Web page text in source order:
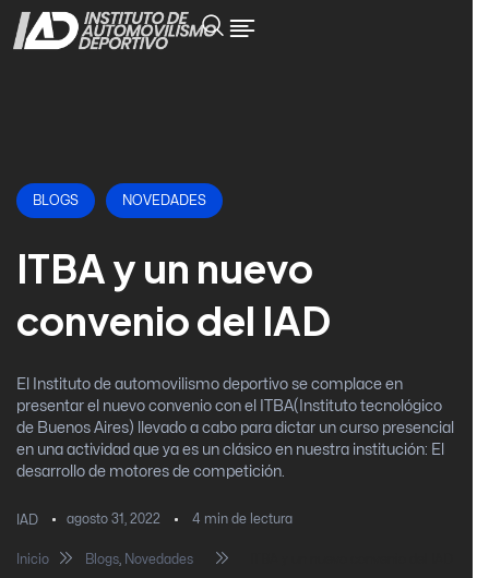
BLOGS NOVEDADES
ITBA y un nuevo
convenio del IAD
El Instituto de automovilismo deportivo se complace en
presentar el nuevo convenio con el ITBA(Instituto tecnológico
de Buenos Aires) llevado a cabo para dictar un curso presencial
en una actividad que ya es un clásico en nuestra institución: El
desarrollo de motores de competición.
IAD agosto 31, 2022 4 min de lectura
Inicio Blogs, Novedades